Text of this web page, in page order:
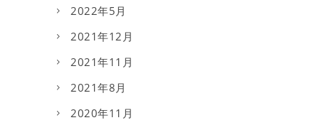
2022年5月
2021年12月
2021年11月
2021年8月
2020年11月